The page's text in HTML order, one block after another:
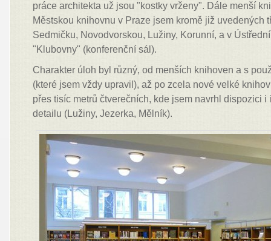
práce architekta už jsou "kostky vrženy". Dále menší
Městskou knihovnu v Praze jsem kromě již uvedených
Sedmičku, Novodvorskou, Lužiny, Korunní, a v
"Klubovny" (konferenční sál).
Charakter úloh byl různý, od menších knihoven a s
(které jsem vždy upravil), až po zcela nové velké
přes tisíc metrů čtverečních, kde jsem navrhl dispozici
detailu (Lužiny, Jezerka, Mělník).